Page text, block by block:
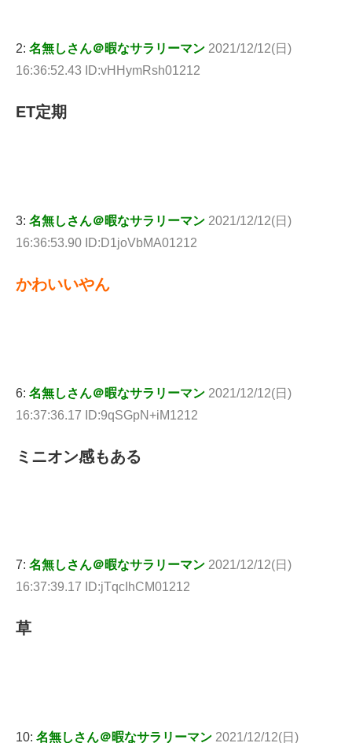
2: 名無しさん＠暇なサラリーマン 2021/12/12(日)
16:36:52.43 ID:vHHymRsh01212
ET定期
3: 名無しさん＠暇なサラリーマン 2021/12/12(日)
16:36:53.90 ID:D1joVbMA01212
かわいいやん
6: 名無しさん＠暇なサラリーマン 2021/12/12(日)
16:37:36.17 ID:9qSGpN+iM1212
ミニオン感もある
7: 名無しさん＠暇なサラリーマン 2021/12/12(日)
16:37:39.17 ID:jTqcIhCM01212
草
10: 名無しさん＠暇なサラリーマン 2021/12/12(日)